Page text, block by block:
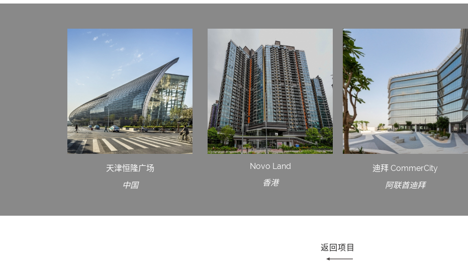
天津恒隆广场
中国
Novo Land
香港
迪拜 CommerCity
阿联酋迪拜
返回项目